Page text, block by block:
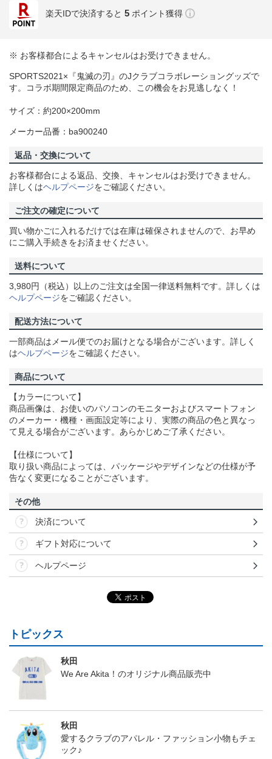
楽天IDで決済すると 5 ポイント獲得
※ お客様都合によるキャンセルはお受けできません。
SPORTS2021×『鬼滅の刃』のJクラブコラボレーショングッズで
す。コラボ期間限定商品のため、この機会をお見逃しなく！
サイズ：約200×200mm
メーカー品番：ba900240
返品・交換について
お客様都合による返品、交換、キャンセルはお受けできません。
詳しくはヘルプページをご確認ください。
ご注文の確定について
買い物かごに入れるだけでは在庫は確保されませんので、お早め
にご購入手続きをお済ませください。
送料について
3,980円（税込）以上のご注文は全国一律送料無料です。詳しくは
ヘルプページをご確認ください。
配送方法について
一部商品はメール便でのお届けとなる場合がございます。詳しく
はヘルプページをご確認ください。
商品について
【カラーについて】
商品画像は、お使いのパソコンのモニターおよびスマートフォン
のメーカー・機種・画面設定等により、実際の商品の色と異なっ
て見える場合がございます。あらかじめご了承ください。
【仕様について】
取り扱い商品によっては、パッケージやデザインなどの仕様が予
告なく変更になることがございます。
その他
決済について
ギフト対応について
ヘルプページ
トピックス
秋田
We Are Akita！のオリジナル商品販売中
秋田
愛するクラブのアパレル・ファッション小物もチェ
ック♪